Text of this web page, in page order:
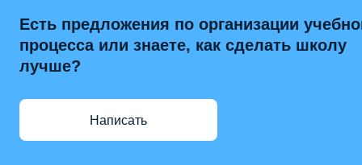
Есть предложения по организации
процесса или знаете, как сделать школу
лучше?
Написать